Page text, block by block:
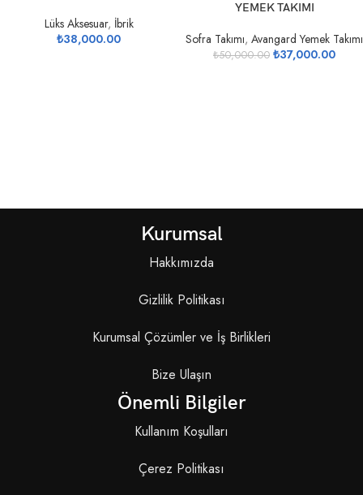
Lüks Aksesuar, İbrik
₺38,000.00
YEMEK TAKIMI
Sofra Takımı, Avangard Yemek Takımı
₺50,000.00 ₺37,000.00
Kurumsal
Hakkımızda
Gizlilik Politikası
Kurumsal Çözümler ve İş Birlikleri
Bize Ulaşın
Önemli Bilgiler
Kullanım Koşulları
Çerez Politikası